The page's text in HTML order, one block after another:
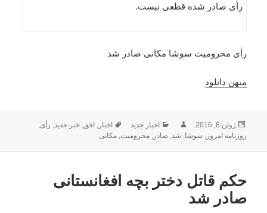
رأی صادر شده قطعی نیست.
رأی محرومیت سوشا مکانی صادر شد
میهن دانلود
ارسال
شده
ژوئن 8, 2016 نویسندهدسته‌ها
اخبار جدید برچسب‌ها
اخبار, افق,خبر جدید, رأی,
روزنامه امروز, سوشا, شد,صادر,محرومیت,مکانی
حکم قاتل دختر بچه افغانستانی
صادر شد